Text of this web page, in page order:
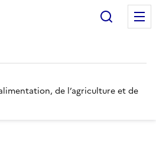
de l’agriculture et de